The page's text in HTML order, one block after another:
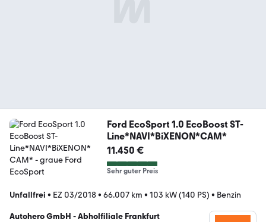
Ford EcoSport 1.0 EcoBoost ST-
Line*NAVI*BiXENON*CAM*
11.450 €
Sehr guter Preis
Unfallfrei • EZ 03/2018• 66.007 km • 103 kW (140 PS) • Benzin
Autohero GmbH - Abholfiliale Frankfurt